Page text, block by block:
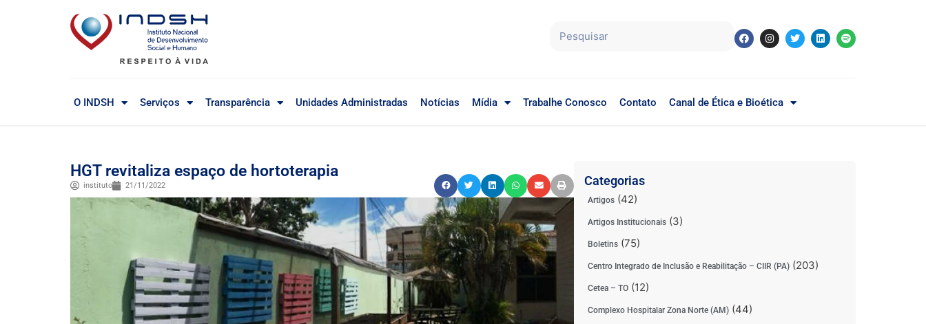
O INDSH Serviços Transparência Unidades Administradas Notícias Mídia Trabalhe Conosco Contato Canal de Ética e Bioética
HGT revitaliza espaço de hortoterapia
instituto 21/11/2022 Categorias
Artigos(42)
Artigos Institucionais(3)
Boletins(75)
Centro Integrado de Inclusão e Reabilitação – CIIR (PA)(203)
Cetea – TO(12)
Complexo Hospitalar Zona Norte (AM)(44)